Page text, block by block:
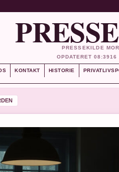
PRESSEKILDE
OPDATERET 08:3916
KONTAKT HISTORIE